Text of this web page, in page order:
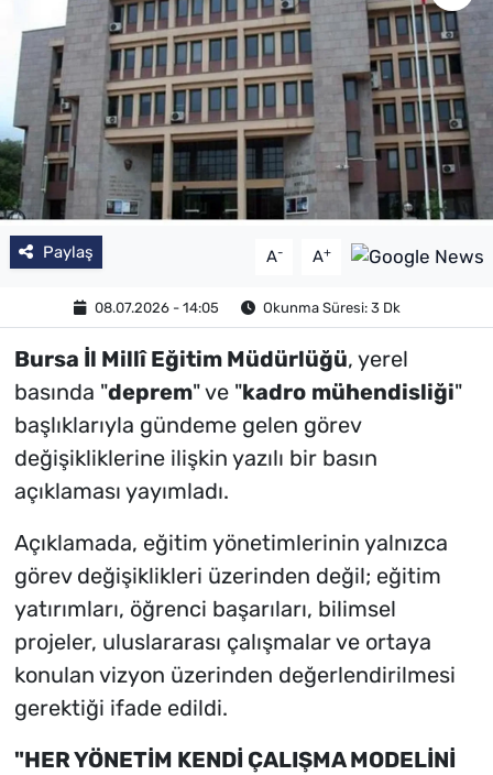
Paylaş A- A+
08.07.2026 - 14:05 Okunma Süresi: 3 Dk
Bursa İl Millî Eğitim Müdürlüğü, yerel
basında "deprem" ve "kadro mühendisliği"
başlıklarıyla gündeme gelen görev
değişikliklerine ilişkin yazılı bir basın
açıklaması yayımladı.
Açıklamada, eğitim yönetimlerinin yalnızca
görev değişiklikleri üzerinden değil; eğitim
yatırımları, öğrenci başarıları, bilimsel
projeler, uluslararası çalışmalar ve ortaya
konulan vizyon üzerinden değerlendirilmesi
gerektiği ifade edildi.
"HER YÖNETİM KENDİ ÇALIŞMA MODELİNİ